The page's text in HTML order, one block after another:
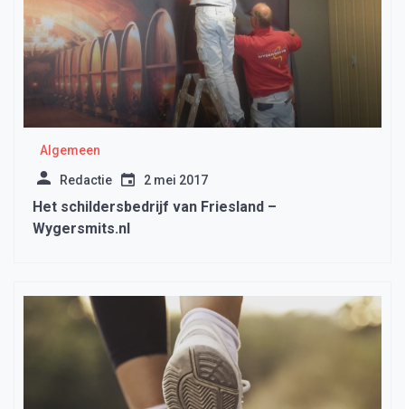
Algemeen
Redactie 2 mei 2017
Het schildersbedrijf van Friesland –
Wygersmits.nl